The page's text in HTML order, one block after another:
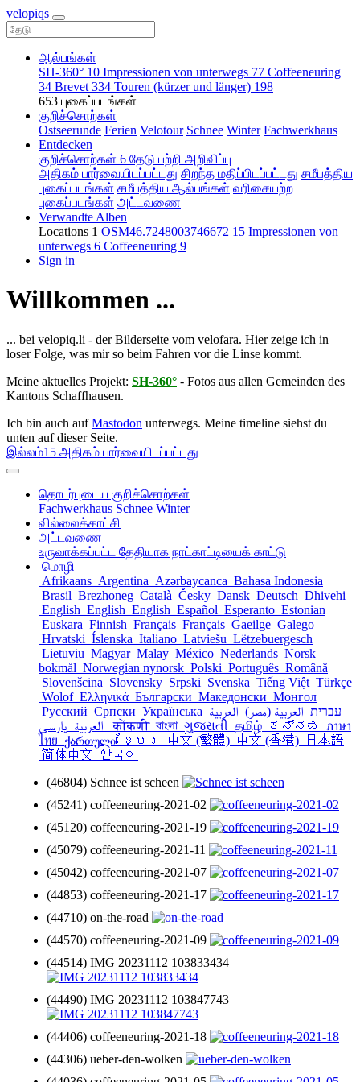
velopiqs
ஆல்பங்கள்
SH-360° 10 Impressionen von unterwegs 77 Coffeeneuring
34 Brevet 334 Touren (kürzer und länger) 198
653 புகைப்படங்கள்
குறிச்சொற்கள்
Ostseerunde Ferien Velotour Schnee Winter Fachwerkhaus
Entdecken
குறிச்சொற்கள் 6 தேடு பற்றி அறிவிப்பு
அதிகம் பார்வையிடப்பட்டது சிறந்த மதிப்பிடப்பட்டது சமீபத்திய
புகைப்படங்கள் சமீபத்திய ஆல்பங்கள் வரிசையற்ற
புகைப்படங்கள் அட்டவணை
Verwandte Alben
Locations 1 OSM46.7248003746672 15 Impressionen von
unterwegs 6 Coffeeneuring 9
Sign in
Willkommen ...
... bei velopiq.li - der Bilderseite vom velofara. Hier zeige ich in
loser Folge, was mir so beim Fahren vor die Linse kommt.
Meine aktuelles Projekt: SH-360° - Fotos aus allen Gemeinden des
Kantons Schaffhausen.
Ich bin auch aufMastodon unterwegs. Meine timeline siehst du
unten auf dieser Seite.
இல்லம்15 அதிகம் பார்வையிடப்பட்டது
தொடர்புடைய குறிச்சொற்கள்
Fachwerkhaus Schnee Winter
வில்லைக்காட்சி
அட்டவணை
உருவாக்கப்பட்ட தேதியாக நாட்காட்டியைக் காட்டு
மொழி
Afrikaans Argentina Azərbaycanca Bahasa Indonesia
Brasil Brezhoneg Català Česky Dansk Deutsch Dhivehi
English English English Español Esperanto Estonian
Euskara Finnish Français Français Gaeilge Galego
Hrvatski Íslenska Italiano Latviešu Lëtzebuergesch
Lietuviu Magyar Malay México Nederlands Norsk
bokmål Norwegian nynorsk Polski Português Română
Slovenšcina Slovensky Srpski Svenska Tiếng Việt Türkçe
Wolof Ελληνικά Български Македонски Монгол
Русский Српски Українська עברית العربية (مصر) العربية
العربية
कोंकणी বাংলা ગુજરાતી தமிழ் ಕನ್ನಡ
ภาษา
ไทย ქართული ខ្មែរ 中文 (繁體) 中文 (香港)
日本語
简体中文 한국어
(46804) Schnee ist scheen
(45241) coffeeneuring-2021-02
(45120) coffeeneuring-2021-19
(45079) coffeeneuring-2021-11
(45042) coffeeneuring-2021-07
(44853) coffeeneuring-2021-17
(44710) on-the-road
(44570) coffeeneuring-2021-09
(44514) IMG 20231112 103833434
(44490) IMG 20231112 103847743
(44406) coffeeneuring-2021-18
(44306) ueber-den-wolken